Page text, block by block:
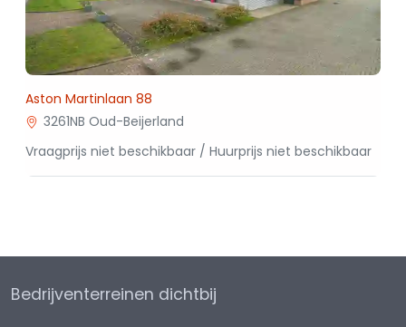
Aston Martinlaan 88
3261NB Oud-Beijerland
Vraagprijs niet beschikbaar / Huurprijs niet beschikbaar
Bedrijventerreinen dichtbij